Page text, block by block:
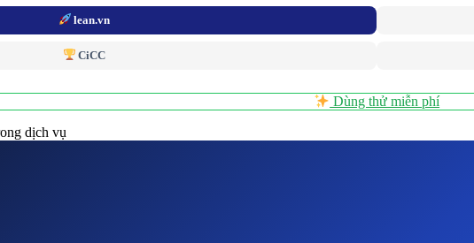
lean.vn
CiCC
Dùng thử miễn phí
dịch vụ